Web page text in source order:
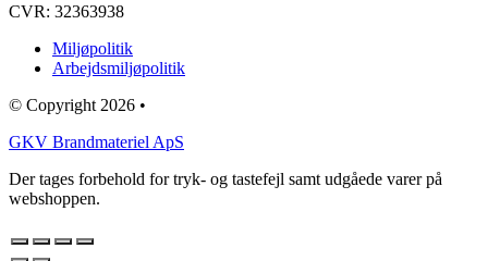
CVR: 32363938
Miljøpolitik
Arbejdsmiljøpolitik
© Copyright 2026 •
GKV Brandmateriel ApS
Der tages forbehold for tryk- og tastefejl samt udgåede varer på
webshoppen.